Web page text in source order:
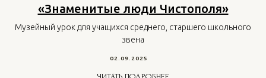
«Знаменитые люди Чистополя»
Музейный урок для учащихся среднего, старшего школьного
звена
02.09.2025